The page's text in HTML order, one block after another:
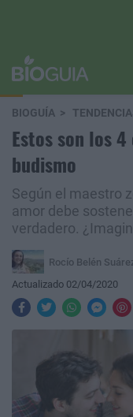
BIOGUÍA
Estos son los
budismo
Según el maestro
amor debe
verdadero.
Rocío Belén
Actualizado 02/04/2020